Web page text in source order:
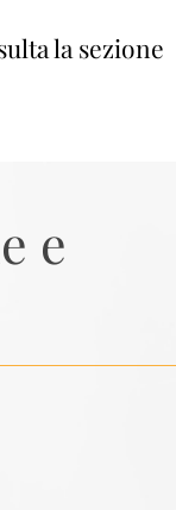
la sezione
e